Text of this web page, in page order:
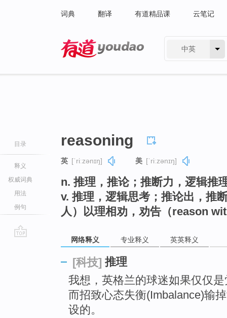
词典 翻译 有道精品课 云笔记
中英
目录
释义
权威词典
用法
例句
reasoning
英 [ˈriːzənɪŋ] 美 [ˈriːzənɪŋ]
n. 推理，推论；推断力，逻辑推
v. 推理，逻辑思考；推论出，推
人）以理相劝，劝告（reason
网络释义 专业释义 英英释义
[科技] 推理
我想，英格兰的球迷如果仅仅
而招致心态失衡(Imbalance)输
设的。